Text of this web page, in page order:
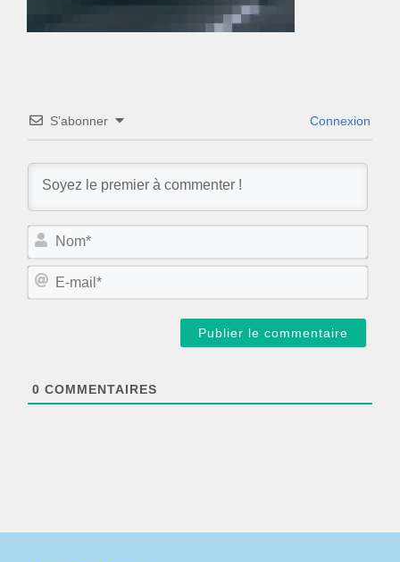
S’abonner Connexion
N
m
E
0 COMMENTAIRES